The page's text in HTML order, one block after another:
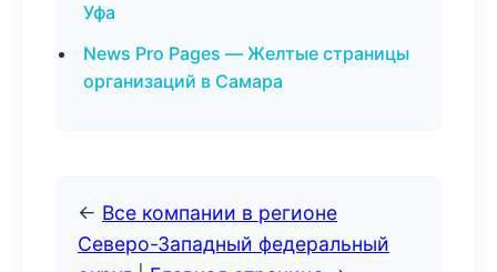
Уфа
News Pro Pages — Желтые страницы
организаций в Самара
← Все компании в регионе
Северо-Западный федеральный